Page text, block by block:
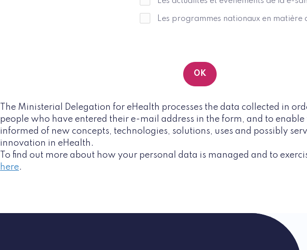
Les programmes nationaux en matière
The Ministerial Delegation for eHealth processes the data collected in
people who have entered their e-mail address in the form, and to enable
informed of new concepts, technologies, solutions, uses and possibly
innovation in eHealth.
To find out more about how your personal data is managed and to
here.